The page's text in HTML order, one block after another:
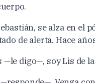
se alza en el
de alerta. Hace
digo—, soy Lis de